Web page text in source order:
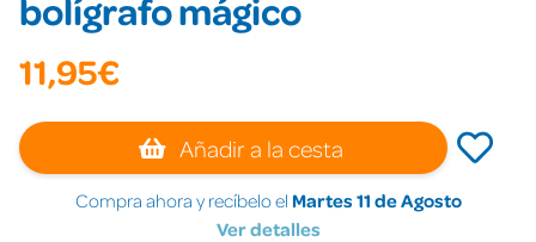
bolígrafo mágico
11,95€
Añadir a la cesta
Compra ahora y recíbelo el Martes 11 de Agosto
Ver detalles